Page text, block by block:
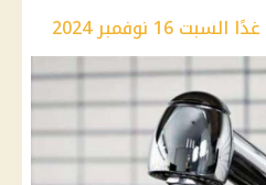
نوفمبر 2024